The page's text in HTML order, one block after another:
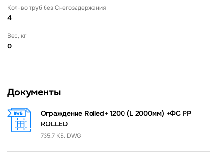
Кол-во труб без Снегозадержания
4
Вес, кг
0
Документы
Ограждение Rolled+ 1200 (L 2000мм) +ФС PP
ROLLED
735.7 КБ, DWG